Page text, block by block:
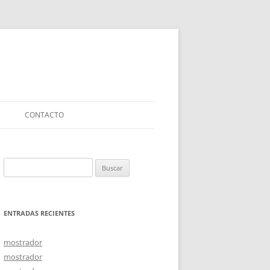
CONTACTO
ENTRADAS RECIENTES
mostrador
mostrador